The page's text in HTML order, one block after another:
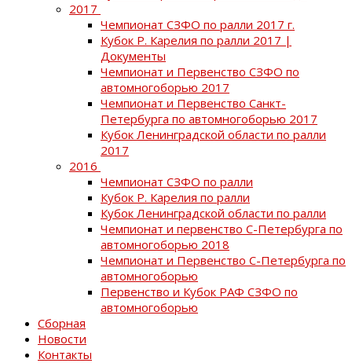
2017
Чемпионат СЗФО по ралли 2017 г.
Кубок Р. Карелия по ралли 2017 |
Документы
Чемпионат и Первенство СЗФО по
автомногоборью 2017
Чемпионат и Первенство Санкт-
Петербурга по автомногоборью 2017
Кубок Ленинградской области по ралли
2017
2016
Чемпионат СЗФО по ралли
Кубок Р. Карелия по ралли
Кубок Ленинградской области по ралли
Чемпионат и первенство С-Петербурга по
автомногоборью 2018
Чемпионат и Первенство С-Петербурга по
автомногоборью
Первенство и Кубок РАФ СЗФО по
автомногоборью
Сборная
Новости
Контакты